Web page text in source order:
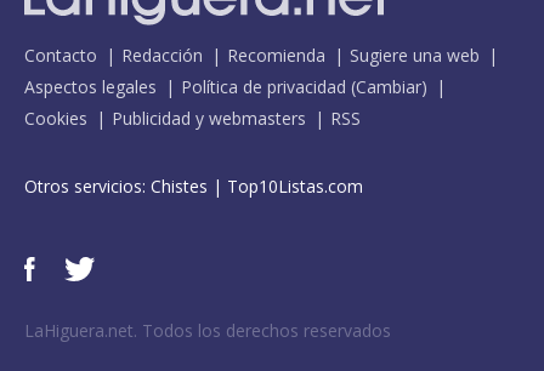
Contacto Redacción Recomienda
Sugiere una web
Aspectos legales
Política de privacidad (Cambiar)
Cookies
Publicidad y webmasters RSS
Otros servicios: Chistes | Top10Listas.com
LaHiguera.net. Todos los derechos reservados